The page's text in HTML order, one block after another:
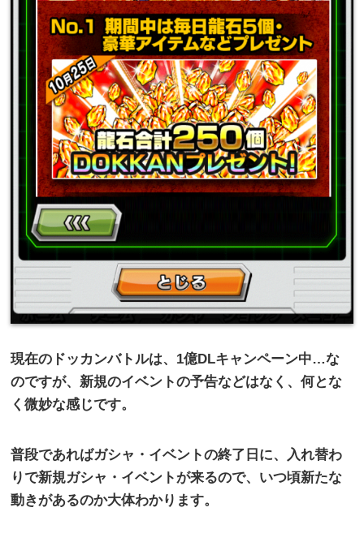
現在のドッカンバトルは、 1億DLキャンペーン中…な
のですが、新規のイベントの予告などはなく、何とな
く微妙な感じです。
普段であればガシャ・イベントの終了日に、入れ替わ
りで新規ガシャ・イベントが来るので、いつ頃新たな
動きがあるのか大体わかります。